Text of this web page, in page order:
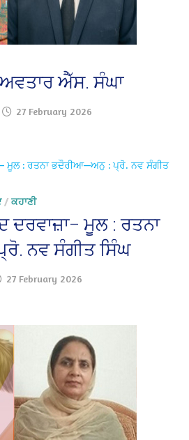
ਐੱਸ. ਸੰਘਾ
27 February 2026
/ਕਹਾਣੀ
ਦਰਵਾਜ਼ਾ– ਮੂਲ : ਰਤਨਾ
ਨਵ ਸੰਗੀਤ ਸਿੰਘ
27 February 2026